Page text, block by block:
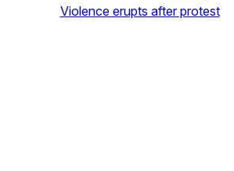
Violence erupts after protest